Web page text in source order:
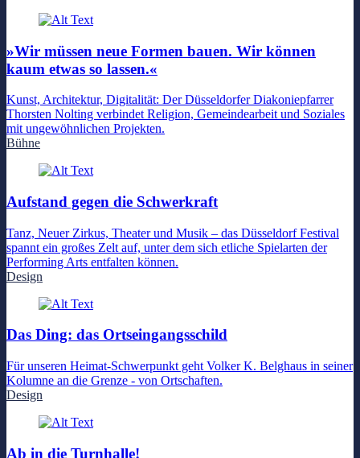
»Wir müssen neue Formen bauen. Wir können
kaum etwas so lassen.«
Kunst, Architektur, Digitalität: Der Düsseldorfer Diakoniepfarrer
Thorsten Nolting verbindet Religion, Gemeindearbeit und Soziales
mit ungewöhnlichen Projekten.
Bühne
Aufstand gegen die Schwerkraft
Tanz, Neuer Zirkus, Theater und Musik – das Düsseldorf Festival
spannt ein großes Zelt auf, unter dem sich etliche Spielarten der
Performing Arts entfalten können.
Design
Das Ding: das Ortseingangsschild
Für unseren Heimat-Schwerpunkt geht Volker K. Belghaus in seiner
Kolumne an die Grenze - von Ortschaften.
Design
Ab in die Turnhalle!